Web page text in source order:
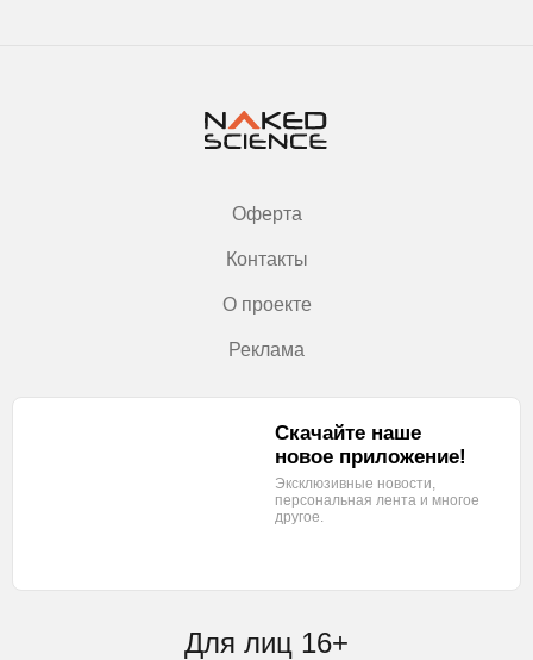
Оферта
Контакты
О проекте
Реклама
Для лиц 16+
Скачайте наше
новое приложение!
Эксклюзивные новости,
персональная лента и многое
другое.